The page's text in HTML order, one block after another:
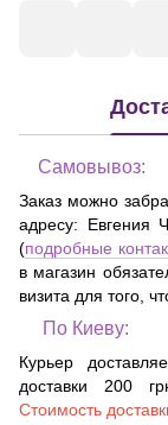
Самовывоз:
Заказ можно
адресу: Евгения
(подробные
в магазин
визита для того,
По Киеву:
Курьер
доставки 200
Стоимость